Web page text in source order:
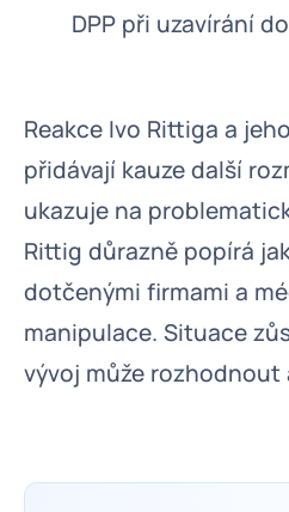
DPP při uzavírání
Reakce Ivo Rittiga a
přidávají kauze další
ukazuje na
Rittig důrazně popírá
dotčenými firmami a
manipulace. Situace
vývoj může rozhodnout